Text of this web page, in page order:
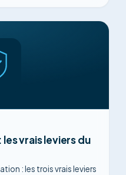
vrais leviers du
: les trois vrais leviers